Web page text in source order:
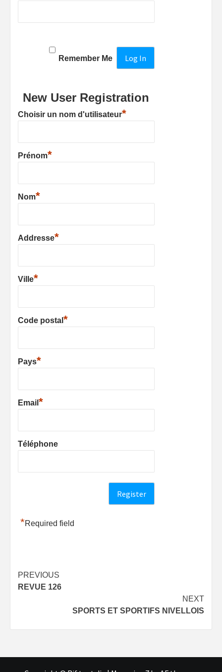
Remember Me
New User Registration
Choisir un nom d'utilisateur*
Prénom*
Nom*
Addresse*
Ville*
Code postal *
Pays*
Email *
Téléphone
*Required field
Post
navigation
PREVIOUS
REVUE 126
NEXT
SPORTS ET SPORTIFS NIVELLOIS